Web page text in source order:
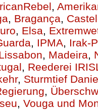
,
, Bragança,
, Elsa,
, IPMA, Irak-
, Madeira,
, Reederei
, Sturmtief
,
, Vouga und